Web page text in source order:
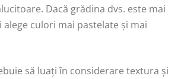
Dacă grădina dvs. este mai
culori mai pastelate și mai
să luați în considerare textura și